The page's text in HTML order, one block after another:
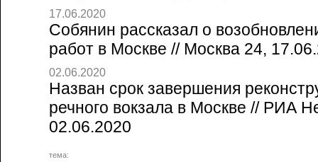
17.06.2020
Собянин рассказал о
работ в Москве // Москва 24,
02.06.2020
Назван срок завершения
речного вокзала в Москве // РИА
02.06.2020
тема: